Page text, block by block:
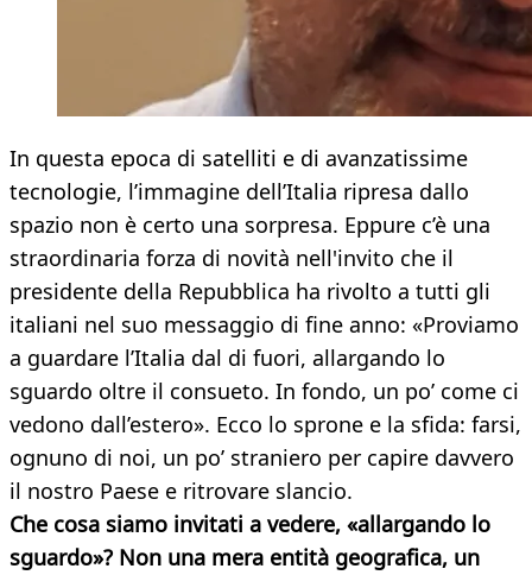
In questa epoca di satelliti e di avanzatissime
tecnologie, l’immagine dell’Italia ripresa dallo
spazio non è certo una sorpresa. Eppure c’è una
straordinaria forza di novità nell'invito che il
presidente della Repubblica ha rivolto a tutti gli
italiani nel suo messaggio di fine anno: «Proviamo
a guardare l’Italia dal di fuori, allargando lo
sguardo oltre il consueto. In fondo, un po’ come ci
vedono dall’estero». Ecco lo sprone e la sfida: farsi,
ognuno di noi, un po’ straniero per capire davvero
il nostro Paese e ritrovare slancio.
Che cosa siamo invitati a vedere, «allargando lo
sguardo»? Non una mera entità geografica, un